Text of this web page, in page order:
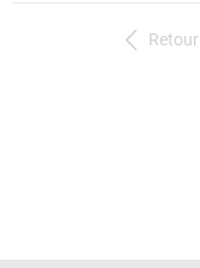
Retour